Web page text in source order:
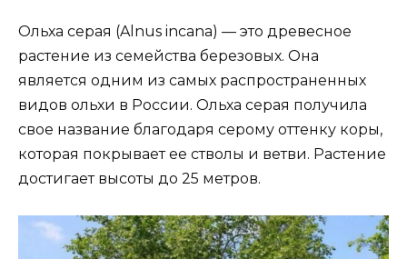
Ольха серая (Alnus incana) — это древесное
растение из семейства березовых. Она
является одним из самых распространенных
видов ольхи в России. Ольха серая получила
свое название благодаря серому оттенку коры,
которая покрывает ее стволы и ветви. Растение
достигает высоты до 25 метров.